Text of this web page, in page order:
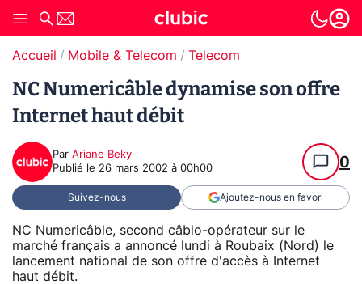
Accueil Mobile & Telecom Telecom
NC Numericâble dynamise son offre
Internet haut débit
Par Ariane Beky
Publié le 26 mars 2002 à 00h00 0
Suivez-nous Ajoutez-nous en favori
NC Numericâble, second câblo-opérateur sur le
marché français a annoncé lundi à Roubaix (Nord) le
lancement national de son offre d'accès à Internet
haut débit.